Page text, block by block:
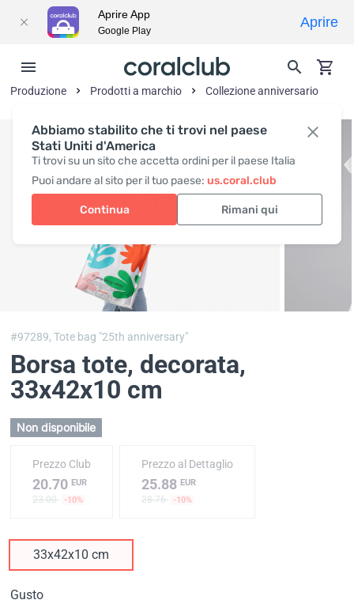
Abbiamo stabilito che ti trovi nel paese
Stati Uniti d'America
Ti trovi su un sito che accetta ordini per il paese Italia
Puoi andare al sito per il tuo paese: us.coral.club
Continua Rimani qui
Produzione Prodotti a marchio Collezione anniversario
#97289,Tote bag "25th anniversary"
Borsa tote, decorata,
33x42x10 cm
Non disponibile
Prezzo Club
20.70 EUR
23.00 -10%
Prezzo al Dettaglio
25.88EUR
28.76 -10%
33x42x10 cm
Gusto
Aprire App
Google Play
Aprire